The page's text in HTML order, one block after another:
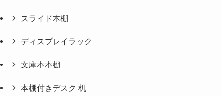
スライド本棚
ディスプレイラック
文庫本本棚
本棚付きデスク 机